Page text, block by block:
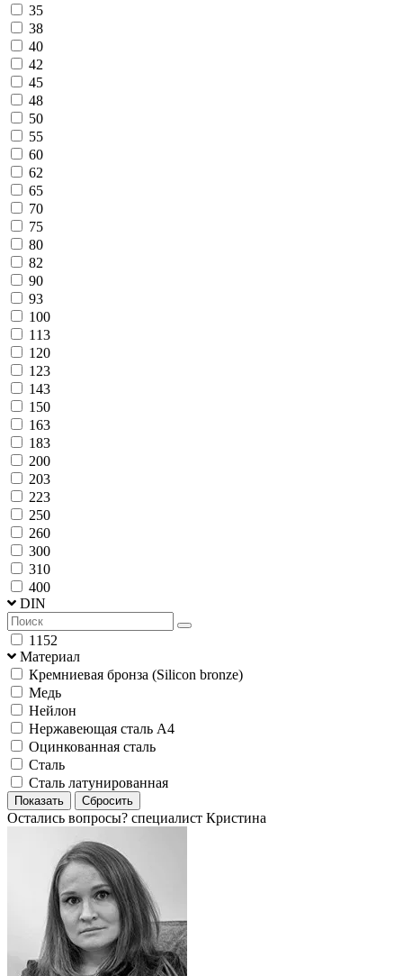
35
38
40
42
45
48
50
55
60
62
65
70
75
80
82
90
93
100
113
120
123
143
150
163
183
200
203
223
250
260
300
310
400
DIN
1152
Материал
Кремниевая бронза (Silicon bronze)
Медь
Нейлон
Нержавеющая сталь А4
Оцинкованная сталь
Сталь
Сталь латунированная
Остались вопросы? специалист Кристина